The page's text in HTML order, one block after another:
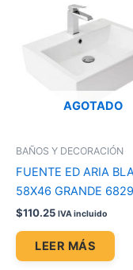
AGOTADO
BAÑOS Y DECORACIÓN
FUENTE ED ARIA
58X46 GRANDE
$110.25 IVA incluido
LEER MÁS